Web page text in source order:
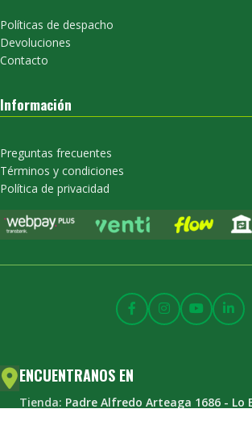
Políticas de despacho
Devoluciones
Contacto
Información
Preguntas frecuentes
Términos y condiciones
Política de privacidad
ENCUENTRANOS EN
Tienda: Padre Alfredo Arteaga 1686 - Lo